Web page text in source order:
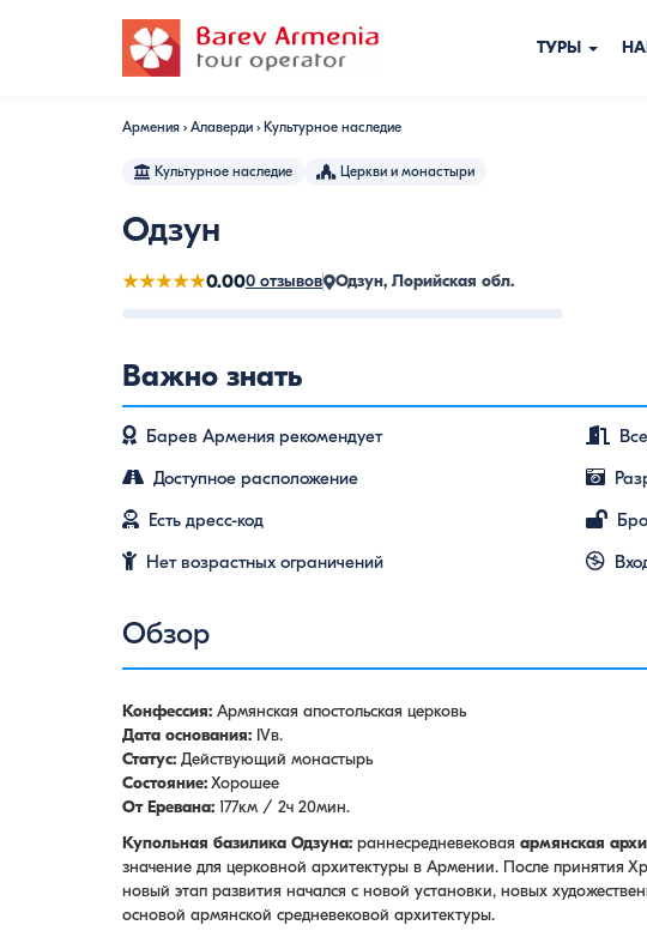
ТУРЫ
Армения › Алаверди › Культурное наследие
Культурное наследие Церкви и монастыри
Одзун
★★★★★0.000 отзывов Одзун, Лорийская обл.
Важно знать
Барев Армения рекомендует
Доступное расположение
Есть дресс-код
Нет возрастных ограничений
Обзор
Конфессия: Армянская апостольская церковь
Дата основания: IVв.
Статус: Действующий монастырь
Состояние:Хорошее
От Еревана: 177км / 2ч 20мин.
Купольная базилика Одзуна: раннесредневековая армянская
значение для церковной архитектуры в Армении. После принятия
новый этап развития начался с новой установки, новых
основой армянской средневековой архитектуры.